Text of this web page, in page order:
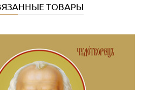
ТОВАРЫ